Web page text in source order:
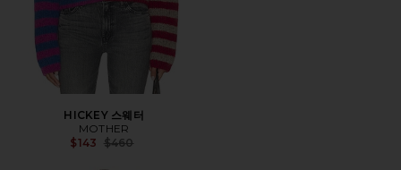
HICKEY 스웨터
MOTHER
$143 Previous price:
$460